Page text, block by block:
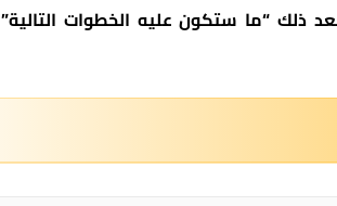
ذلك “ما ستكون عليه الخطوات التالية”